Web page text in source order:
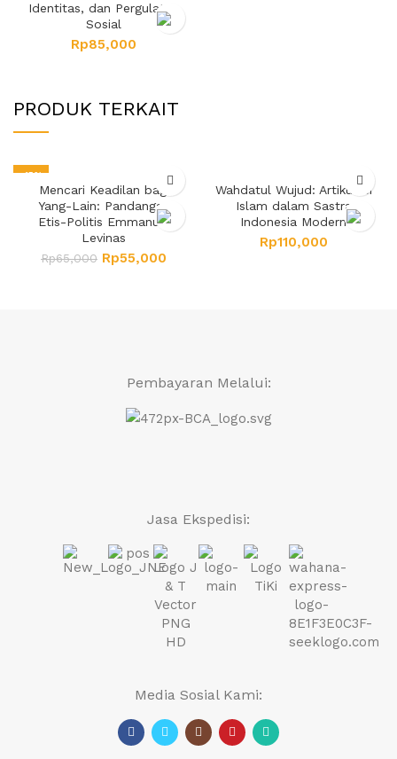
Identitas, dan Pergulatan
Sosial
Rp85,000
PRODUK TERKAIT
-15%
Mencari Keadilan bagi
Yang-Lain: Pandangan
Etis-Politis Emmanuel
Levinas
Rp65,000 Rp55,000
Wahdatul Wujud: Artikulasi
Islam dalam Sastra
Indonesia Modern
Rp110,000
Pembayaran Melalui:
Jasa Ekspedisi:
Media Sosial Kami: